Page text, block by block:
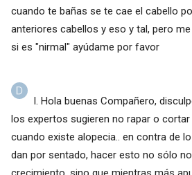
cuando te bañas se te cae el cabello
anteriores cabellos y eso y tal, pero
si es "nirmal" ayúdame por favor
I. Hola buenas Compañero,
los expertos sugieren no rapar o cortar
cuando existe alopecia.. en contra de
dan por sentado, hacer esto no sólo